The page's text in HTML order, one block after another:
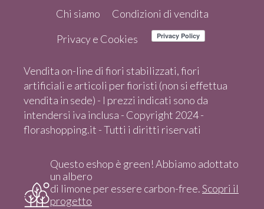
Chi siamo
Condizioni di vendita
Privacy e Cookies
Vendita on-line di fiori stabilizzati, fiori
artificiali e articoli per fioristi (non si effettua
vendita in sede) - I prezzi indicati sono da
intendersi iva inclusa - Copyright 2024 -
florashopping.it - Tutti i diritti riservati
Questo eshop è green! Abbiamo adottato
un albero
di limone per essere carbon-free.Scopri il
progetto